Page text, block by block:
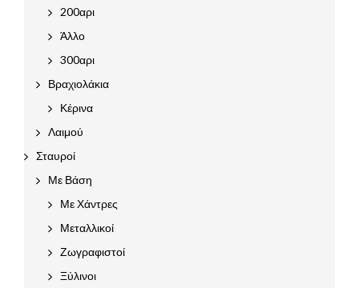
200αρι
Άλλο
300αρι
Βραχιολάκια
Κέρινα
Λαιμού
Σταυροί
Με Βάση
Με Χάντρες
Μεταλλικοί
Ζωγραφιστοί
Ξύλινοι